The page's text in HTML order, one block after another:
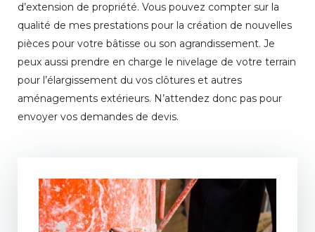
d’extension de propriété. Vous pouvez compter sur la
qualité de mes prestations pour la création de nouvelles
pièces pour votre bâtisse ou son agrandissement. Je
peux aussi prendre en charge le nivelage de votre terrain
pour l’élargissement du vos clôtures et autres
aménagements extérieurs. N’attendez donc pas pour
envoyer vos demandes de devis.